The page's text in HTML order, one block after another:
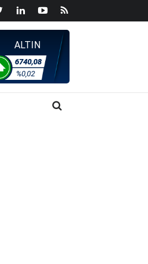
ALTIN
6740,08
%0,02